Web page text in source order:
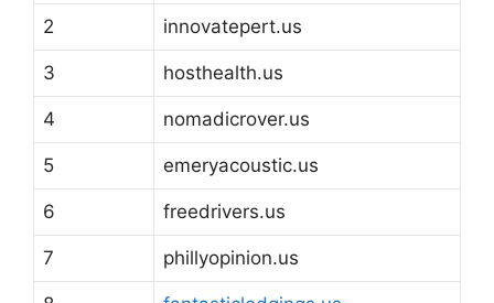
2 innovatepert.us
3 hosthealth.us
4 nomadicrover.us
5 emeryacoustic.us
6 freedrivers.us
7 phillyopinion.us